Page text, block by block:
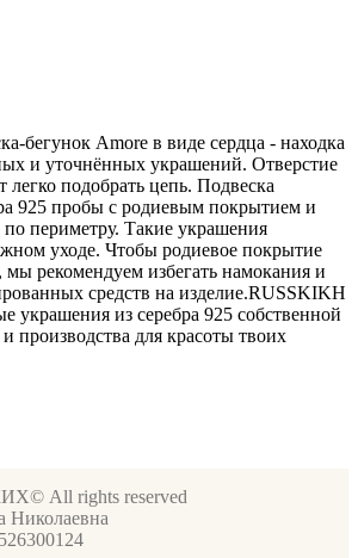
бегунок Amore в виде сердца - находка
и уточнённых украшений. Отверстие
легко подобрать цепь. Подвеска
925 пробы с родиевым покрытием и
периметру. Такие украшения
уходе. Чтобы родиевое покрытие
мы рекомендуем избегать намокания и
средств на изделие.RUSSKIKH
украшения из серебра 925 собственной
производства для красоты твоих
All rights reserved